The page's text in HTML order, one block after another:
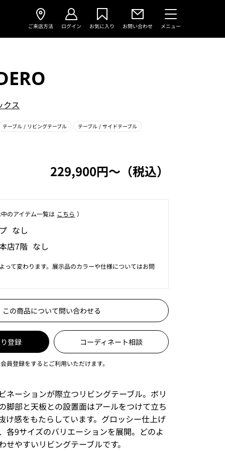
ご来店方法 ログイン お気に入り お問い合わせ メニュー
クス
テーブル/ リビングテーブル テーブル/ サイドテーブル
229,900円〜（税込）
のアイテム⼀覧は こちら ）
なし
店7階 なし
って変わります。展示品のカラーや仕様についてはお問
この商品について問い合わせる
登録 コーディネート相談
員登録をするとご利用いただけます。
ネーションが際立つリビングテーブル。ボリ
脚部と天板との設置面はアールをつけて立ち
け感をもたらしています。グロッシー仕上げ
各9サイズのバリエーションを展開。どのよ
せやすいリビングテーブルです。